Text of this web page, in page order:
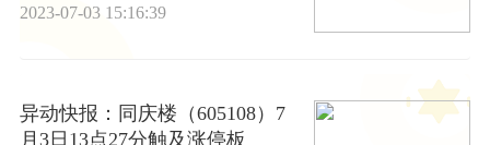
2023-07-03 15:16:39
异动快报：同庆楼（605108）7
月3日13点27分触及涨停板